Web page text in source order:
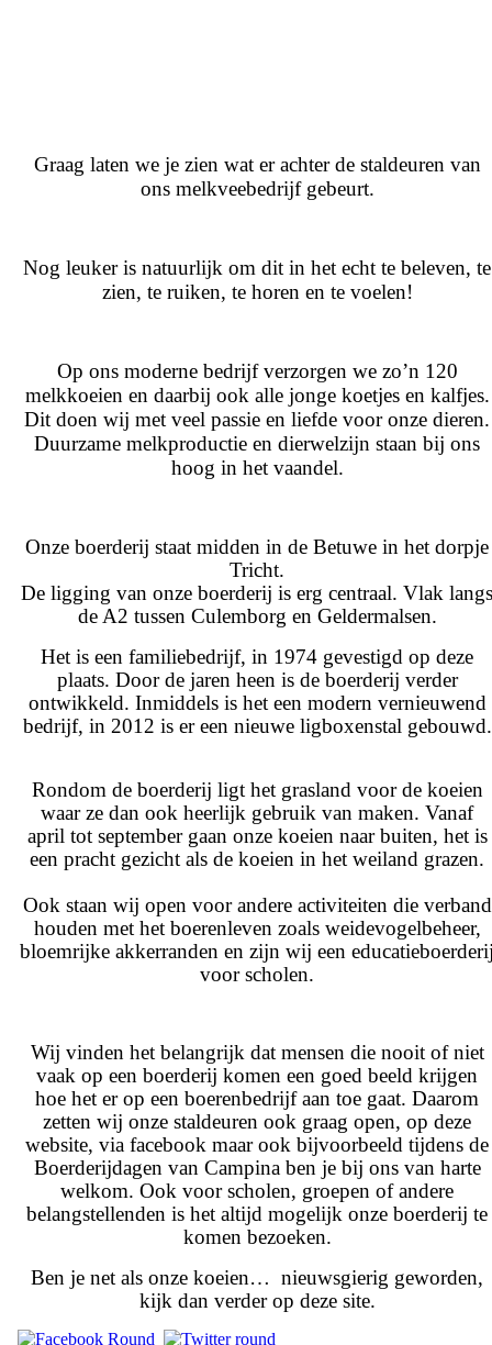
Graag laten we je zien wat er achter de staldeuren van
ons melkveebedrijf gebeurt.
Nog leuker is natuurlijk om dit in het echt te beleven, te
zien, te ruiken, te horen en te voelen!
Op ons moderne bedrijf verzorgen we zo’n 120
melkkoeien en daarbij ook alle jonge koetjes en kalfjes.
Dit doen wij met veel passie en liefde voor onze dieren.
Duurzame melkproductie en dierwelzijn staan bij ons
hoog in het vaandel.
Onze boerderij staat midden in de Betuwe in het dorpje
Tricht.
De ligging van onze boerderij is erg centraal. Vlak langs
de A2 tussen Culemborg en Geldermalsen.
Het is een familiebedrijf, in 1974 gevestigd op deze
plaats. Door de jaren heen is de boerderij verder
ontwikkeld. Inmiddels is het een modern vernieuwend
bedrijf, in 2012 is er een nieuwe ligboxenstal gebouwd.
Rondom de boerderij ligt het grasland voor de koeien
waar ze dan ook heerlijk gebruik van maken. Vanaf
april tot september gaan onze koeien naar buiten, het is
een pracht gezicht als de koeien in het weiland grazen.
Ook staan wij open voor andere activiteiten die verband
houden met het boerenleven zoals weidevogelbeheer,
bloemrijke akkerranden en zijn wij een
voor scholen.
Wij vinden het belangrijk dat mensen die nooit of niet
vaak op een boerderij komen een goed beeld krijgen
hoe het er op een boerenbedrijf aan toe gaat. Daarom
zetten wij onze staldeuren ook graag open, op deze
website, via facebook maar ook bijvoorbeeld tijdens de
Boerderijdagen van Campina ben je bij ons van harte
welkom. Ook voor scholen, groepen of andere
belangstellenden is het altijd mogelijk onze boerderij te
komen bezoeken.
Ben je net als onze koeien… nieuwsgierig geworden,
kijk dan verder op deze site.